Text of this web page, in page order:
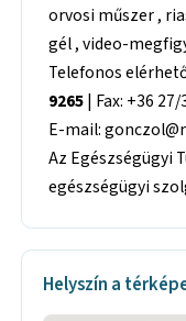
orvosi műszer ,
gél , video-
Telefonos
9265| Fax: +36
E-mail:
Az Egészségügyi
egészségügyi
Helyszín a